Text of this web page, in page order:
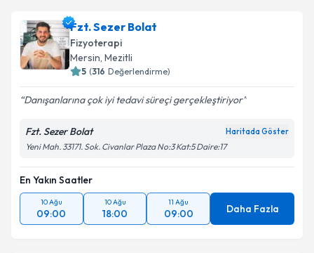
Fzt. Sezer Bolat
Fizyoterapi
Mersin, Mezitli
5 (316 Değerlendirme)
Danışanlarına çok iyi tedavi süreçi gerçekleştiriyor
Fzt. Sezer Bolat Haritada Göster
Yeni Mah. 33171. Sok. Civanlar Plaza No:3 Kat:5 Daire:17
En Yakın Saatler
10 Ağu
09:00
10 Ağu
18:00
11 Ağu
09:00 Daha Fazla